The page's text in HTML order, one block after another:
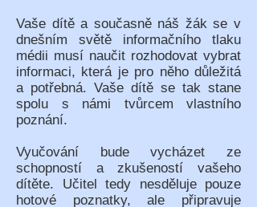
Vaše dítě a současně náš žák se v
dnešním světě informačního tlaku
médii musí naučit rozhodovat vybrat
informaci, která je pro něho důležitá
a potřebná. Vaše dítě se tak stane
spolu s námi tvůrcem vlastního
poznání.
Vyučování bude vycházet ze
schopností a zkušeností vašeho
dítěte. Učitel tedy nesděluje pouze
hotové poznatky, ale připravuje